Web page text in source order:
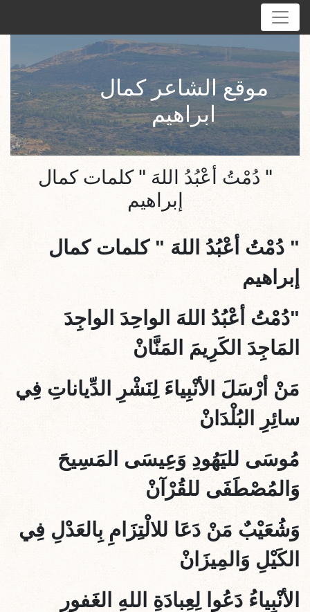
موقع الشاعر كمال
ابراهيم
" دُمْتُ أعْبُدُ اللهَ " كلمات كمال
إبراهيم
" دُمْتُ أعْبُدُ اللهَ " كلمات كمال
إبراهيم
"دُمْتُ أعْبُدُ اللهَ الواحِدَ الواجِدَ
المَاجِدَ الكَرِيمَ المَنَّانْ
مَنْ أرْسَلَ الأنْبِياءَ لِنَشْرِ الدِّياناتِ فِي
سائِرِ البُلْدَانْ
مُوسَى لليَهُودِ وَعِيسَى المَسِيحَ
وَالمُصْطَفَى للقُرْآنْ
وَشُعَيْبٌ مَنْ دَعَا للالْتِزَامِ بِالعَدْلِ فِي
الكَيْلِ وَالمِيزَانْ
الأنْبِياءُ دَعُوا لِعِبادَةِ اللهِ الغَفورِ